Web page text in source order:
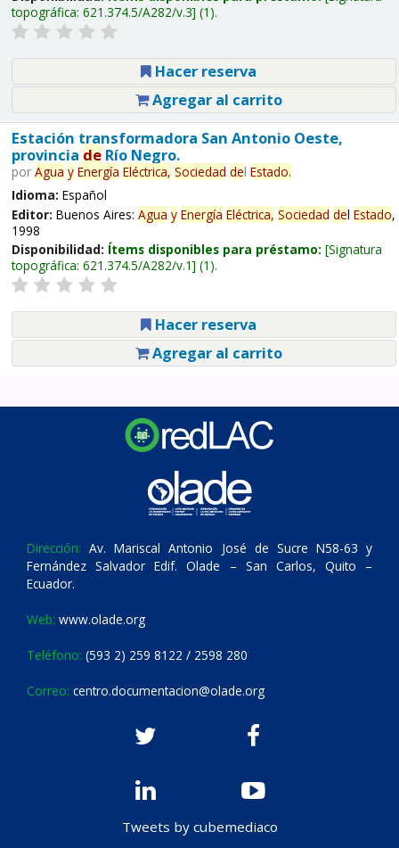
topográfica: 621.374.5/A282/v.3 (1).
Hacer reserva
Agregar al carrito
Estación transformadora San Antonio Oeste,
provincia deRío Negro.
por Agua y Energía Eléctrica, Sociedad del Estado.
Idioma: Español
Editor: Buenos Aires: Agua y Energía Eléctrica, Sociedad del Estado,
1998
Disponibilidad: Ítems disponibles para préstamo: Signatura
topográfica: 621.374.5/A282/v.1 (1).
Hacer reserva
Agregar al carrito
Dirección: Av. Mariscal Antonio José de Sucre N58-63 y
Fernández Salvador Edif. Olade – San Carlos, Quito –
Ecuador.
Web: www.olade.org
Teléfono: (593 2) 259 8122 / 2598 280
Correo: centro.documentacion@olade.org
Tweets by cubemediaco